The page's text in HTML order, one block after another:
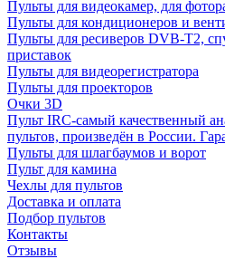
Пульты для видеокамер, для
Пульты для кондиционеров и
Пульты для ресиверов DVB-T2,
приставок
Пульты для видеорегистратора
Пульты для проекторов
Очки 3D
Пульт IRC-самый качественный
пультов, произведён в России.
Пульты для шлагбаумов и ворот
Пульт для камина
Чехлы для пультов
Доставка и оплата
Подбор пультов
Контакты
Отзывы